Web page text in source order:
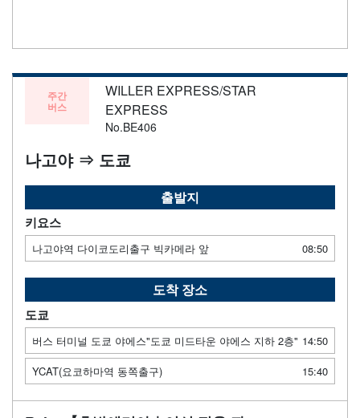
주간
버스
WILLER EXPRESS/STAR
EXPRESS
No.BE406
나고야 ⇒ 도쿄
출발지
키요스
나고야역 다이코도리출구 빅카메라 앞 08:50
도착 장소
도쿄
버스 터미널 도쿄 야에스"도쿄 미드타운 야에스 지하 2층" 14:50
YCAT(요코하마역 동쪽출구)
15:40